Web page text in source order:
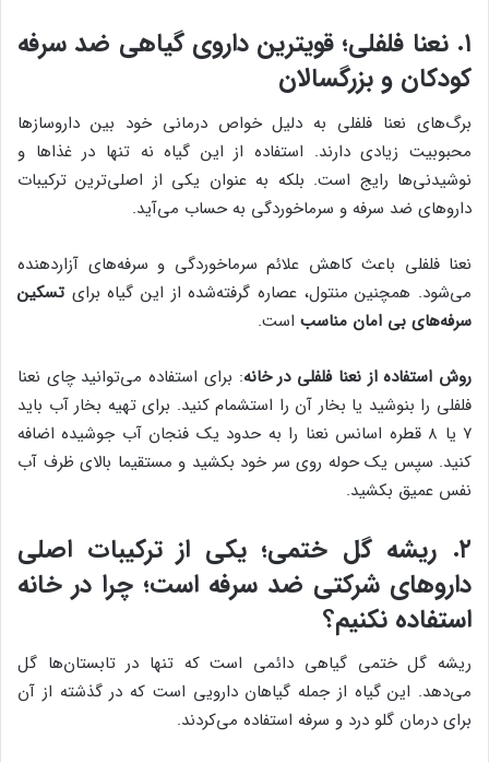
۱. نعنا فلفلی؛ قویترین داروی گیاهی ضد سرفه
کودکان و بزرگسالان
برگ‌های نعنا فلفلی به دلیل خواص درمانی خود بین داروسازها
محبوبیت زیادی دارند. استفاده از این گیاه نه تنها در غذاها و
نوشیدنی‌ها رایج است. بلکه به عنوان یکی از اصلی‌ترین ترکیبات
داروهای ضد سرفه و سرماخوردگی به حساب می‌آید.
نعنا فلفلی باعث کاهش علائم سرماخوردگی و سرفه‌های آزاردهنده
می‌شود. همچنین منتول، عصاره گرفته‌شده از این گیاه برای تسکین
سرفه‌های بی امان مناسب است.
روش استفاده از نعنا فلفلی در خانه: برای استفاده می‌توانید چای نعنا
فلفلی را بنوشید یا بخار آن را استشمام کنید. برای تهیه بخار آب باید
۷ یا ۸ قطره اسانس نعنا را به حدود یک فنجان آب جوشیده اضافه
کنید. سپس یک حوله روی سر خود بکشید و مستقیما بالای ظرف آب
نفس عمیق بکشید.
۲. ریشه گل ختمی؛ یکی از ترکیبات اصلی
داروهای شرکتی ضد سرفه است؛ چرا در خانه
استفاده نکنیم؟
ریشه گل ختمی گیاهی دائمی است که تنها در تابستان‌ها گل
می‌دهد. این گیاه از جمله گیاهان دارویی است که در گذشته از آن
برای درمان گلو درد و سرفه استفاده می‌کردند.